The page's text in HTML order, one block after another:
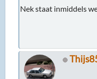
Nek staat inmiddels